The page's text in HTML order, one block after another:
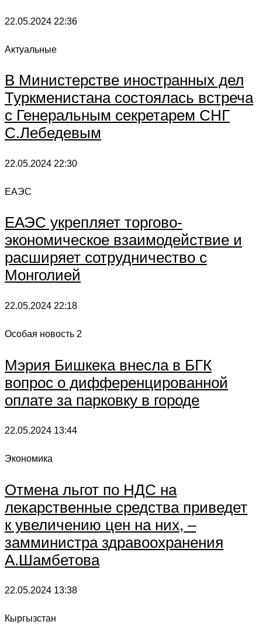
22.05.2024 22:36
Актуальные
В Министерстве иностранных дел
Туркменистана состоялась встреча
с Генеральным секретарем СНГ
С.Лебедевым
22.05.2024 22:30
ЕАЭС
ЕАЭС укрепляет торгово-
экономическое взаимодействие и
расширяет сотрудничество с
Монголией
22.05.2024 22:18
Особая новость 2
Мэрия Бишкека внесла в БГК
вопрос о дифференцированной
оплате за парковку в городе
22.05.2024 13:44
Экономика
Отмена льгот по НДС на
лекарственные средства приведет
к увеличению цен на них, –
замминистра здравоохранения
А.Шамбетова
22.05.2024 13:38
Кыргызстан